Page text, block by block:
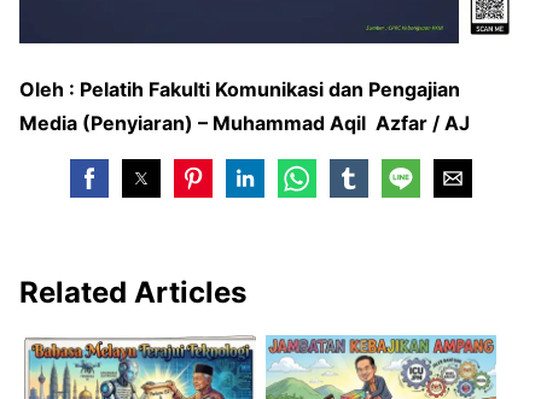
Oleh : Pelatih Fakulti Komunikasi dan Pengajian
Media (Penyiaran) – Muhammad Aqil Azfar / AJ
Related Articles